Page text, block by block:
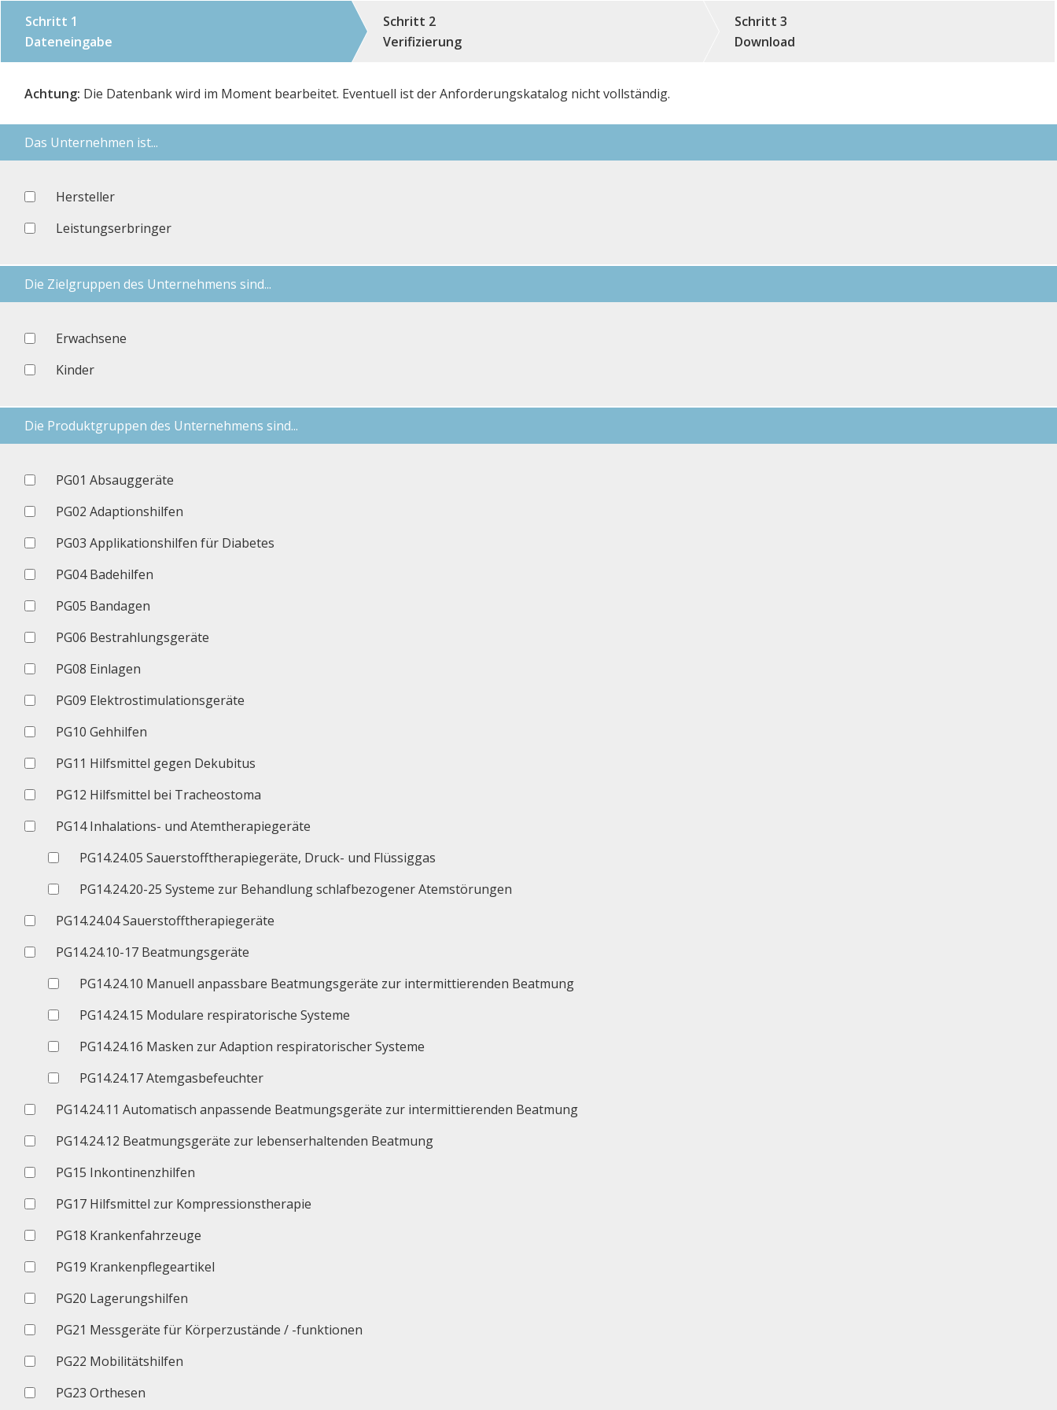
Schritt 1
Dateneingabe
Schritt 2
Verifizierung
Schritt 3
Download
Achtung: Die Datenbank wird im Moment bearbeitet. Eventuell ist der Anforderungskatalog nicht vollständig.
Das Unternehmen ist...
Hersteller
Leistungserbringer
Die Zielgruppen des Unternehmens sind...
Erwachsene
Kinder
Die Produktgruppen des Unternehmens sind...
PG01 Absauggeräte
PG02 Adaptionshilfen
PG03 Applikationshilfen für Diabetes
PG04 Badehilfen
PG05 Bandagen
PG06 Bestrahlungsgeräte
PG08 Einlagen
PG09 Elektrostimulationsgeräte
PG10 Gehhilfen
PG11 Hilfsmittel gegen Dekubitus
PG12 Hilfsmittel bei Tracheostoma
PG14 Inhalations- und Atemtherapiegeräte
PG14.24.05 Sauerstofftherapiegeräte, Druck- und Flüssiggas
PG14.24.20-25 Systeme zur Behandlung schlafbezogener Atemstörungen
PG14.24.04 Sauerstofftherapiegeräte
PG14.24.10-17 Beatmungsgeräte
PG14.24.10 Manuell anpassbare Beatmungsgeräte zur intermittierenden Beatmung
PG14.24.15 Modulare respiratorische Systeme
PG14.24.16 Masken zur Adaption respiratorischer Systeme
PG14.24.17 Atemgasbefeuchter
PG14.24.11 Automatisch anpassende Beatmungsgeräte zur intermittierenden Beatmung
PG14.24.12 Beatmungsgeräte zur lebenserhaltenden Beatmung
PG15 Inkontinenzhilfen
PG17 Hilfsmittel zur Kompressionstherapie
PG18 Krankenfahrzeuge
PG19 Krankenpflegeartikel
PG20 Lagerungshilfen
PG21 Messgeräte für Körperzustände / -funktionen
PG22 Mobilitätshilfen
PG23 Orthesen